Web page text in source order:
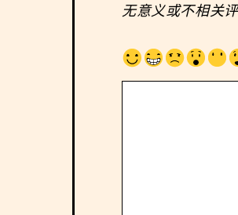
无意义或不相关